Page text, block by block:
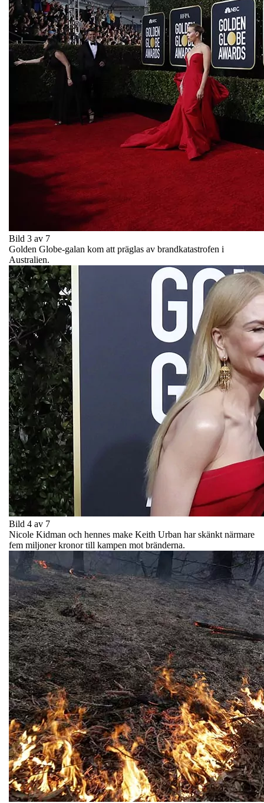
Bild 3 av 7
Golden Globe-galan kom att präglas av brandkatastrofen i
Australien.
Bild 4 av 7
Nicole Kidman och hennes make Keith Urban har skänkt närmare
fem miljoner kronor till kampen mot bränderna.